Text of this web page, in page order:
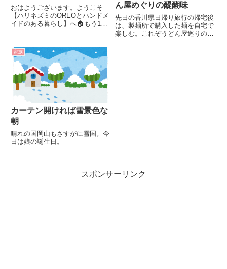
おはようございます。ようこそ
【ハリネズミのOREOとハンドメ
イドのある暮らし】へ🏠もう11
な・・・💦季節の先取りハンドメ
イドここ数日はお正月作品ばかり
制作してます。クリスマス作品
も...
ん屋めぐりの醍醐味
先日の香川県日帰り旅行の帰宅後
は、製麺所で購入した麺を自宅で
楽しむ。これぞうどん屋巡りの醍
家族
カーテン開ければ雪景色な
朝
晴れの国岡山もさすがに雪国。今
日は娘の誕生日。
スポンサーリンク